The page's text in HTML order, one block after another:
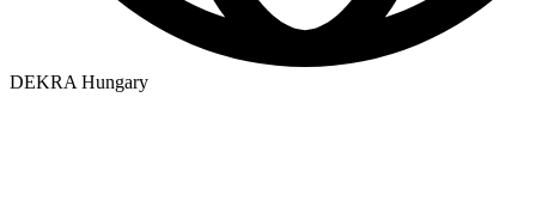
DEKRA Hungary